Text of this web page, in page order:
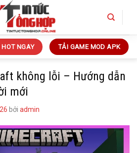
NGAY TẢI GAME MOD APK
không lỗi – Hướng dẫn
mới
bởi admin